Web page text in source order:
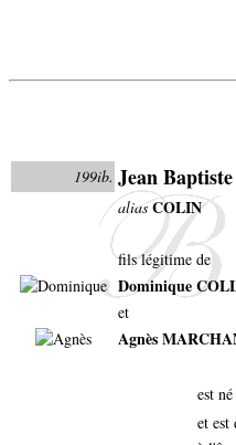
199ib. Jean
alias COLIN
fils légitime de
Dominique
et
Agnès
est
et est